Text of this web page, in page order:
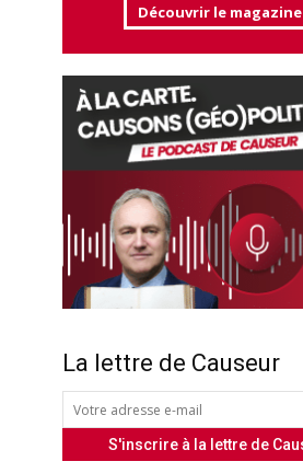
Découvrir le magazine
La lettre de Causeur